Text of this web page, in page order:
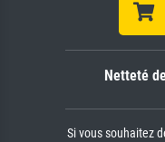
Netteté
Si vous souhaitez